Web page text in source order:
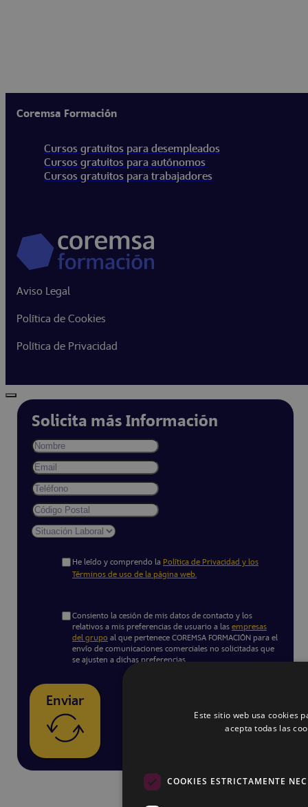
Coremsa Formación
Cursos gratuitos para desempleados
Cursos gratuitos para autónomos
Cursos gratuitos para trabajadores
Aviso Legal
Política de Cookies
Política de Privacidad
Solicita más Información
He leído y comprendo la Política de Privacidad y los
Términos de uso de la página web.
Consiento la cesión de mis datos de contacto y los
relativos a mis preferencias de usuario a las empresas
del grupo al que pertenece COREMSA FORMACIÓN para el
envío de comunicaciones comerciales no solicitadas que
se ajusten a dichas preferencias.
Enviar
Este sitio web usa cookies
acepta todas las
COOKIES ESTRICTAMENTE